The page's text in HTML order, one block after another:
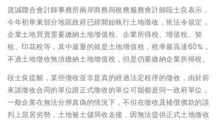
資誠聯合會計師事務所兩岸商務與稅務服務會計師段士良表示，
今年初華東部分地區政府已經開始執行土地徵收，依法令規定，
企業土地買賣需要繳納土地增值稅、企業所得稅、增值稅、契
稅、印花稅等，其中最重的就是土地增值稅，稅率最高達60%，
不過土地徵收無須繳納土地增值稅，但是仍要繳納企業所得稅。
段士良提醒，某些徵收並非是真的經過法定程序的徵收，由於前
來談徵收合同的單位跟正式徵收的單位可能都是同一政府單位，
一般企業在無法分辨真偽的情況下，不但在徵收及補償價款的談
判上屈居劣勢，土地被土儲局收走後，因無法提供正式土地徵收